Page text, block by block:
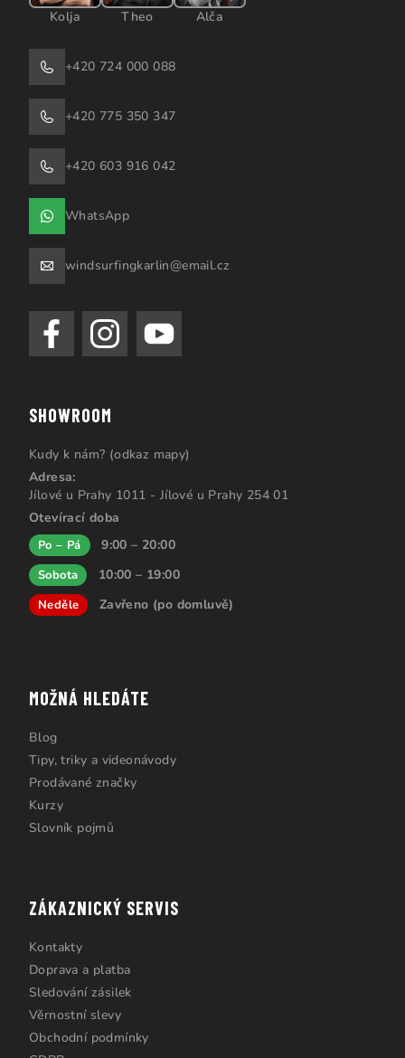
Kolja Theo Alča
+420 724 000 088
+420 775 350 347
+420 603 916 042
WhatsApp
windsurfingkarlin@email.cz
SHOWROOM
Kudy k nám? (odkaz mapy)
Adresa:
Jílové u Prahy 1011 - Jílové u Prahy 254 01
Otevírací doba
Po – Pá 9:00 – 20:00
Sobota 10:00 – 19:00
Neděle Zavřeno (po domluvě)
MOŽNÁ HLEDÁTE
Blog
Tipy, triky a videonávody
Prodávané značky
Kurzy
Slovník pojmů
ZÁKAZNICKÝ SERVIS
Kontakty
Doprava a platba
Sledování zásilek
Věrnostní slevy
Obchodní podmínky